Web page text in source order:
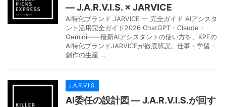
— J.A.R.V.I.S. × JARVICE
AI特化ブランド JARVICE — 完全ガイド AIアシスタ
ント活用完全ガイド2026 ChatGPT・Claude・
Gemini——最新AIアシスタントの使い方を、KPEの
AI特化ブランドJARVICEが徹底解説。仕事・学習・
創作の生産 …
J.A.R.V.I.S.
AI委任の設計図 — J.A.R.V.I.S.が回す